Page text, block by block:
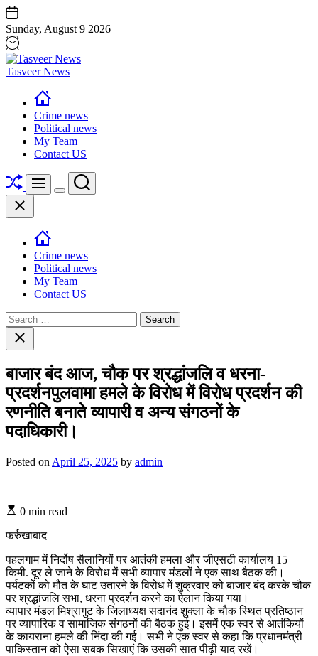
Skip
to
content
Sunday, August 9 2026
Tasveer News
Crime news
Political news
My Team
Contact US
ShuffleMenu
Switch
Search
Close
Crime news
Political news
My Team
Contact US
Search
for:Close
search
बाजार बंद आज, चौक पर श्रद्धांजलि व धरना-
प्रदर्शनपुलवामा हमले के विरोध में विरोध प्रदर्शन की
रणनीति बनाते व्यापारी व अन्य संगठनों के
पदाधिकारी।
Posted on April 25, 2025 by admin
0 min read
फर्रुखाबाद
पहलगाम में निर्दोष सैलानियों पर आतंकी हमला और जीएसटी कार्यालय 15
किमी. दूर ले जाने के विरोध में सभी व्यापार मंडलों ने एक साथ बैठक की।
पर्यटकों को मौत के घाट उतारने के विरोध में शुक्रवार को बाजार बंद करके चौक
पर श्रद्धांजलि सभा, धरना प्रदर्शन करने का ऐलान किया गया।
व्यापार मंडल मिश्रागुट के जिलाध्यक्ष सदानंद शुक्ला के चौक स्थित प्रतिष्ठान
पर व्यापारिक व सामाजिक संगठनों की बैठक हुई। इसमें एक स्वर से आतंकियों
के कायराना हमले की निंदा की गई। सभी ने एक स्वर से कहा कि प्रधानमंत्री
पाकिस्तान को ऐसा सबक सिखाएं कि उसकी सात पीढ़ी याद रखें।